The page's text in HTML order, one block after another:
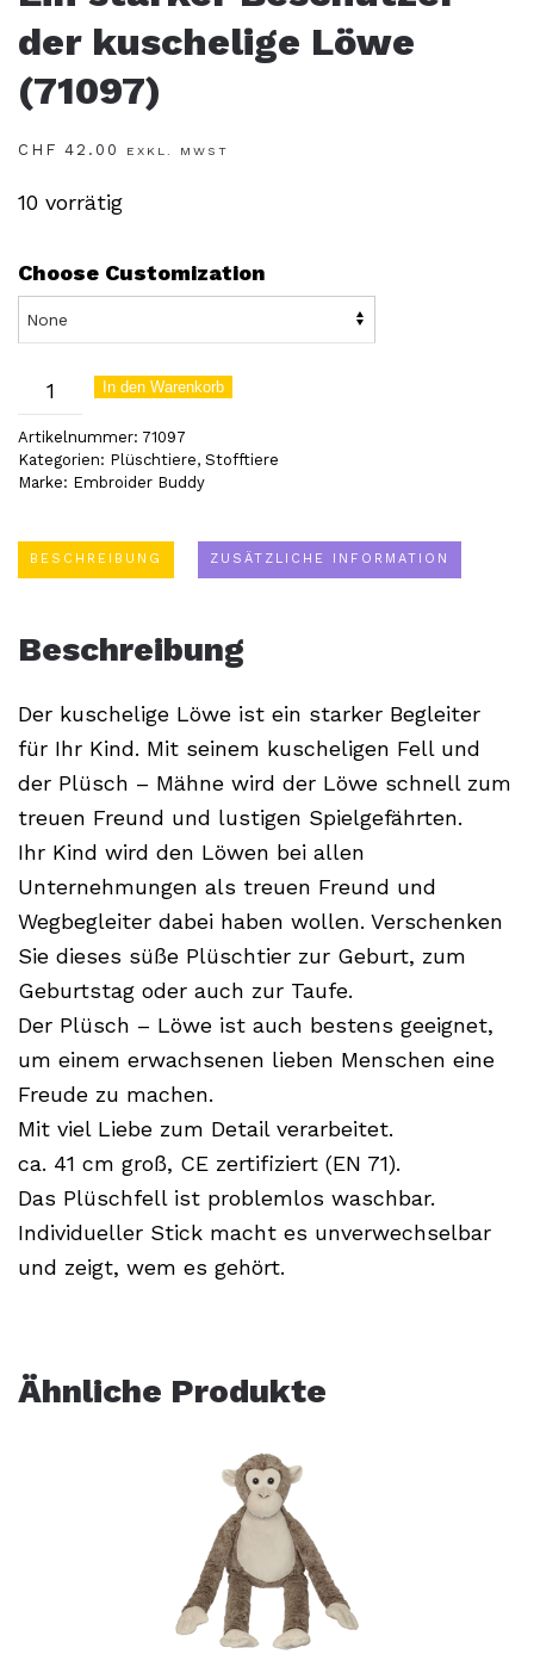
der kuschelige Löwe
(71097)
CHF 42.00 EXKL. MWST
10 vorrätig
Choose Customization
Ein
starker
Beschützer
-
kuschelige
Menge
In den Warenkorb
Artikelnummer: 71097
Kategorien: Plüschtiere, Stofftiere
Marke: Embroider Buddy
BESCHREIBUNG ZUSÄTZLICHE INFORMATION
Beschreibung
Der kuschelige Löwe ist ein starker Begleiter
für Ihr Kind. Mit seinem kuscheligen Fell und
der Plüsch – Mähne wird der Löwe schnell zum
treuen Freund und lustigen Spielgefährten.
Ihr Kind wird den Löwen bei allen
Unternehmungen als treuen Freund und
Wegbegleiter dabei haben wollen. Verschenken
Sie dieses süße Plüschtier zur Geburt, zum
Geburtstag oder auch zur Taufe.
Der Plüsch – Löwe ist auch bestens geeignet,
um einem erwachsenen lieben Menschen eine
Freude zu machen.
Mit viel Liebe zum Detail verarbeitet.
ca. 41 cm groß, CE zertifiziert (EN 71).
Das Plüschfell ist problemlos waschbar.
Individueller Stick macht es unverwechselbar
und zeigt, wem es gehört.
Ähnliche Produkte